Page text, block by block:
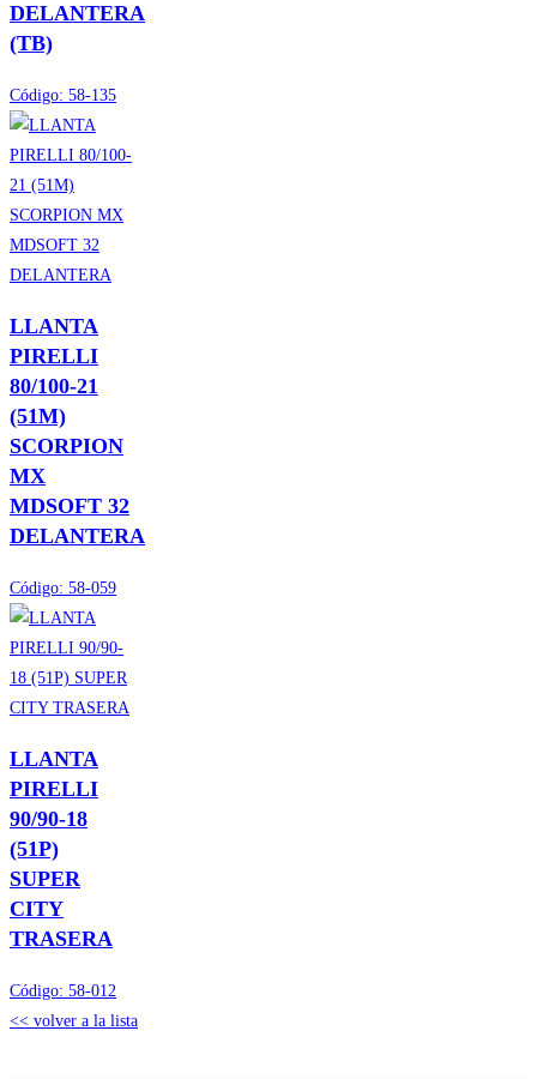
DELANTERA
(TB)
Código: 58-135
LLANTA
PIRELLI
80/100-21
(51M)
SCORPION
MX
MDSOFT 32
DELANTERA
Código: 58-059
LLANTA
PIRELLI
90/90-18
(51P)
SUPER
CITY
TRASERA
Código: 58-012
<< volver a la lista